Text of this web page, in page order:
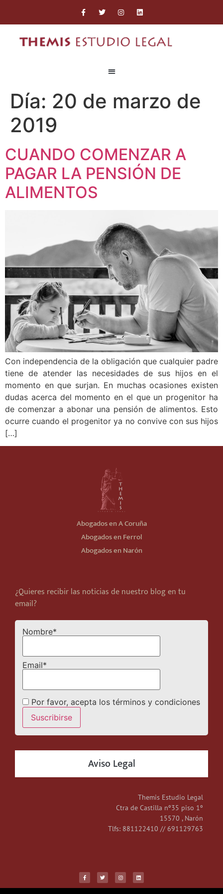
Día: 20 de marzo de
2019
CUANDO COMENZAR A
PAGAR LA PENSIÓN DE
ALIMENTOS
Con independencia de la obligación que cualquier padre
tiene de atender las necesidades de sus hijos en el
momento en que surjan. En muchas ocasiones existen
dudas acerca del momento en el que un progenitor ha
de comenzar a abonar una pensión de alimentos. Esto
ocurre cuando el progenitor ya no convive con sus hijos
[…]
Abogados en A Coruña
Abogados en Ferrol
Abogados en Narón
¿Quieres recibir las noticias de nuestro blog en tu
email?
Nombre*
Email*
Por favor, acepta los términos y condiciones
Aviso Legal
Themis Estudio Legal
Ctra de Castilla nº35 piso 1º
15570 , Narón
Tlfs: 881122410 // 691129763